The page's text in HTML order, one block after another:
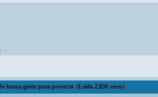
busca gente para proyecto (Leído 2,856 veces)